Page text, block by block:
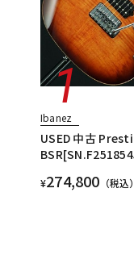
Ibanez
USED 中古
¥274,800 （税込）